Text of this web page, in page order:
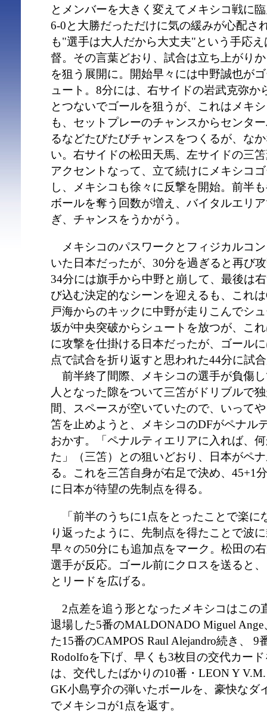
とメンバーを大きく変えてメキシコ戦に
6-0と大勝だっただけに気の緩みが心配さ
も"選手は大人だから大丈夫"という手応
督。その言葉どおり、試合は立ち上がり
を狙う展開に。開始早々には中野誠也が
ュート。8分には、右サイドの岩武克弥
とつないでゴールを狙うが、これはメキ
も、セットプレーのチャンスからセンタ
るなどたびたびチャンスをつくるが、な
い。右サイドの松田天馬、左サイドの三
アクセントなって、立て続けにメキシコ
し、メキシコも徐々に反撃を開始。前半
ボールを奪う回数が増え、バイタルエリ
ぎ、チャンスをうかがう。
メキシコのパスワークとフィジカルコ
いた日本だったが、30分を過ぎると再び
34分には旗手から中野と崩して、最後は
び込む決定的なシーンを迎えるも、これ
戸海からのキックに中野が走りこんでシ
坂が中央突破からシュートを放つが、こ
に攻撃を仕掛ける日本だったが、ゴール
点で試合を折り返すと思われた44分に試
前半終了間際、メキシコの選手が負傷
人となった隙をついて三笘がドリブルで
間、スペースが空いていたので、いって
笘を止めようと、メキシコのDFがペナル
おかす。「ペナルティエリアに入れば、
た」（三笘）との狙いどおり、日本がペ
る。これを三笘自身が右足で決め、45+1
に日本が待望の先制点を得る。
「前半のうちに1点をとったことで楽に
り返ったように、先制点を得たことで波
早々の50分にも追加点をマーク。松田の
選手が反応。ゴール前にクロスを送ると
とリードを広げる。
2点差を追う形となったメキシコはこの
退場した5番のMALDONADO Miguel
た15番のCAMPOS Raul Alejandro続き、 9
Rodolfoを下げ、早くも3枚目の交代カー
は、交代したばかりの10番・LEON Y
GK小島亨介の弾いたボールを、豪快なダ
でメキシコが1点を返す。